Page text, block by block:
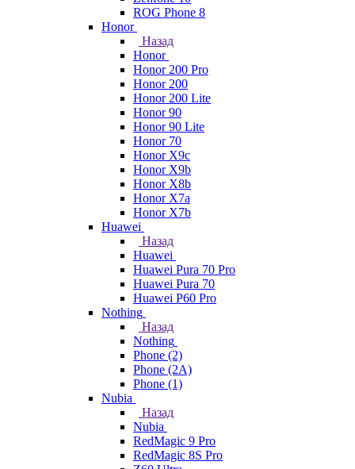
ROG Phone 8
Honor
Назад
Honor
Honor 200 Pro
Honor 200
Honor 200 Lite
Honor 90
Honor 90 Lite
Honor 70
Honor X9c
Honor X9b
Honor X8b
Honor X7a
Honor X7b
Huawei
Назад
Huawei
Huawei Pura 70 Pro
Huawei Pura 70
Huawei P60 Pro
Nothing
Назад
Nothing
Phone (2)
Phone (2A)
Phone (1)
Nubia
Назад
Nubia
RedMagic 9 Pro
RedMagic 8S Pro